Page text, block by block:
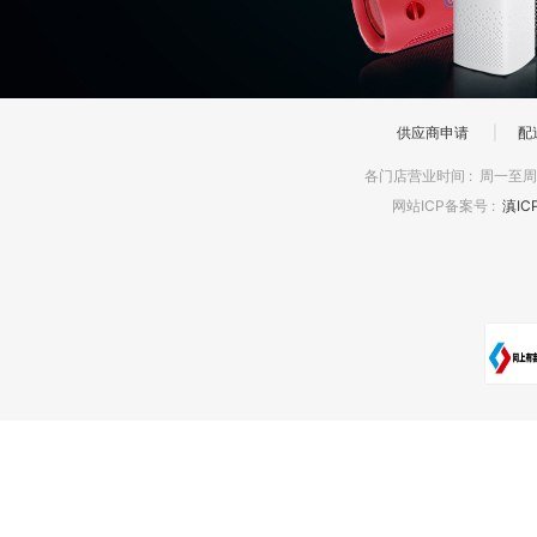
供应商申请 配
各门店营业时间 : 周一至
网站ICP备案号 : 滇